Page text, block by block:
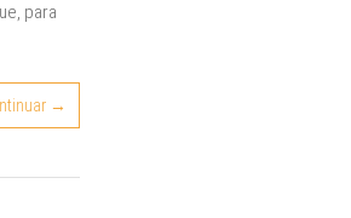
para
→